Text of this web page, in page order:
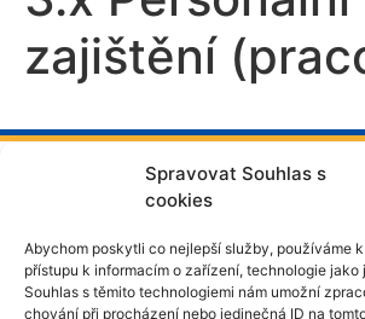
Spravovat Souhlas s
cookies
Abychom poskytli co nejlepší služby, používáme
přístupu k informacím o zařízení, technologie jako
Souhlas s těmito technologiemi nám umožní
chování při procházení nebo jedinečná ID na
zajištění